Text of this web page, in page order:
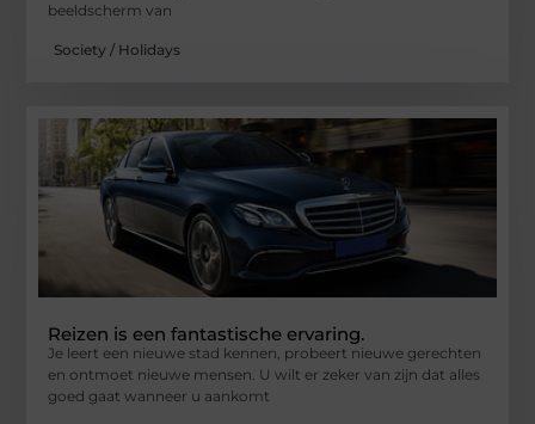
beeldscherm van
Society / Holidays
Reizen is een fantastische ervaring.
Je leert een nieuwe stad kennen, probeert nieuwe gerechten
en ontmoet nieuwe mensen. U wilt er zeker van zijn dat alles
goed gaat wanneer u aankomt